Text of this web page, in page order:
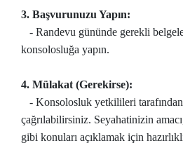
3. Başvurunuzu Yapın:
- Randevu gününde gerekli
konsolosluğa yapın.
4. Mülakat (Gerekirse):
- Konsolosluk yetkilileri
çağrılabilirsiniz. Seyahatinizin
gibi konuları açıklamak için